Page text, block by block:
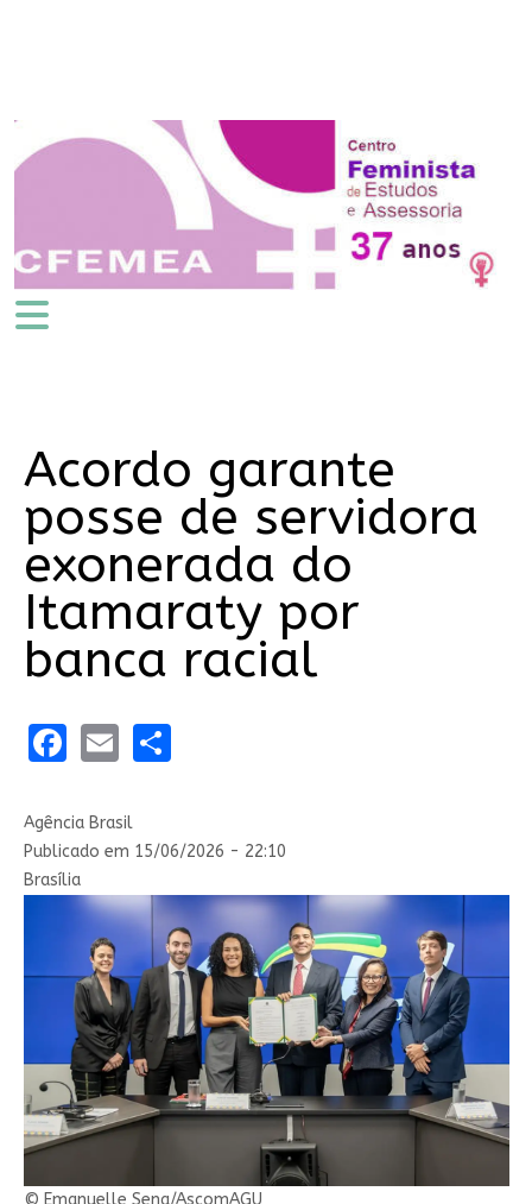
Acordo garante
posse de servidora
exonerada do
Itamaraty por
banca racial
Facebook
EmailShare
Agência Brasil
Publicado em 15/06/2026 - 22:10
Brasília
© Emanuelle Sena/AscomAGU